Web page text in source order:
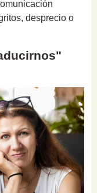
desprecio o